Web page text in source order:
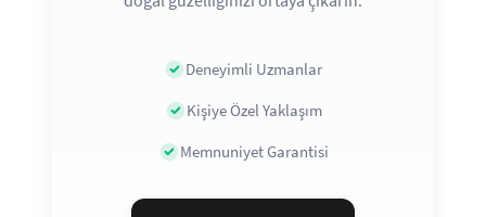
Deneyimli Uzmanlar
Kişiye Özel Yaklaşım
Memnuniyet Garantisi